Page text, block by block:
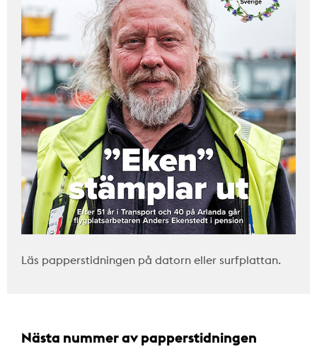
Läs papperstidningen på datorn eller surfplattan.
Nästa nummer av papperstidningen